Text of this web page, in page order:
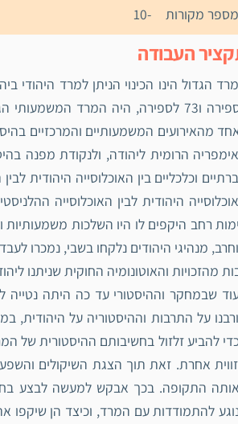
מספר מקורות
-10
העבודה
לספירה ו73 לספירה, היה המרד
מהאירועים המשמעותיים והמרכזיים
הרומית ליהודה, ולנקודת מפנה
וכלכליים בין האוכלוסייה היהודית
היהודית לבין האוכלוסייה
רחב היקפים לו היו השלכות
מנהיגי היהודים נלקחו בשבי, נמכרו
מהזכויות והאוטונומיה החוקית שניתנו
שבמחקר וההיסטורי עד כה היתה נטייה
על התרבות וההיסטוריה על היהודית,
להביע זלזול בחשיבותם ההיסטורית של
אחרת. זאת תוך הצגת השיקולים
התקופה. בכך אבקש למעשה לבצע
להתמודדות עם המרד, וכיצד הן